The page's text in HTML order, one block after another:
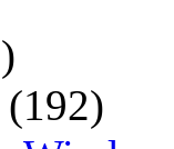
(192)